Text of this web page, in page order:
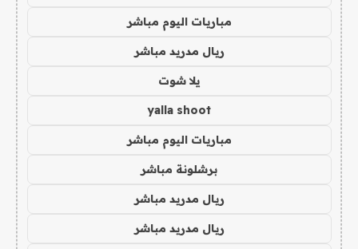
مباريات اليوم مباشر
ريال مدريد مباشر
يلا شوت
yalla shoot
مباريات اليوم مباشر
برشلونة مباشر
ريال مدريد مباشر
ريال مدريد مباشر